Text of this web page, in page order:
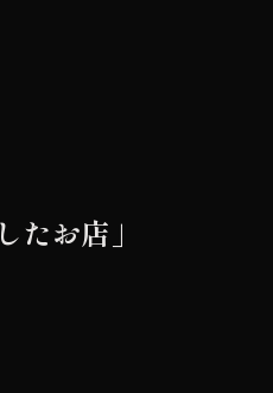
たお店」